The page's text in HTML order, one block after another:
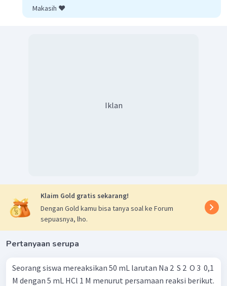
Makasih ❤️
Iklan
Klaim Gold gratis sekarang!
Dengan Gold kamu bisa tanya soal ke Forum
sepuasnya, lho.
Pertanyaan serupa
Seorang siswa mereaksikan 50 mL larutan Na 2 ​ S 2 ​ O 3 ​ 0,1
M dengan 5 mL HCl 1 M menurut persamaan reaksi berikut.